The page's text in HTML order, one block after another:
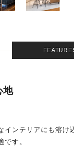
地
ンテリアにも溶け
す。